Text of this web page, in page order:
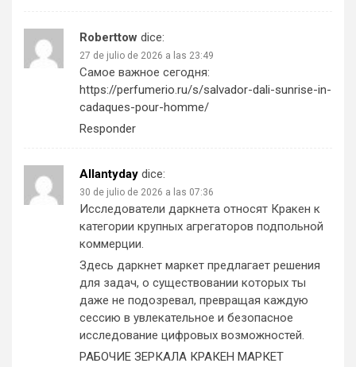
Roberttow dice:
27 de julio de 2026 a las 23:49
Самое важное сегодня:
https://perfumerio.ru/s/salvador-dali-sunrise-in-
cadaques-pour-homme/
Responder
Allantyday dice:
30 de julio de 2026 a las 07:36
Исследователи даркнета относят Кракен к
категории крупных агрегаторов подпольной
коммерции.
Здесь даркнет маркет предлагает решения
для задач, о существовании которых ты
даже не подозревал, превращая каждую
сессию в увлекательное и безопасное
исследование цифровых возможностей.
РАБОЧИЕ ЗЕРКАЛА КРАКЕН МАРКЕТ